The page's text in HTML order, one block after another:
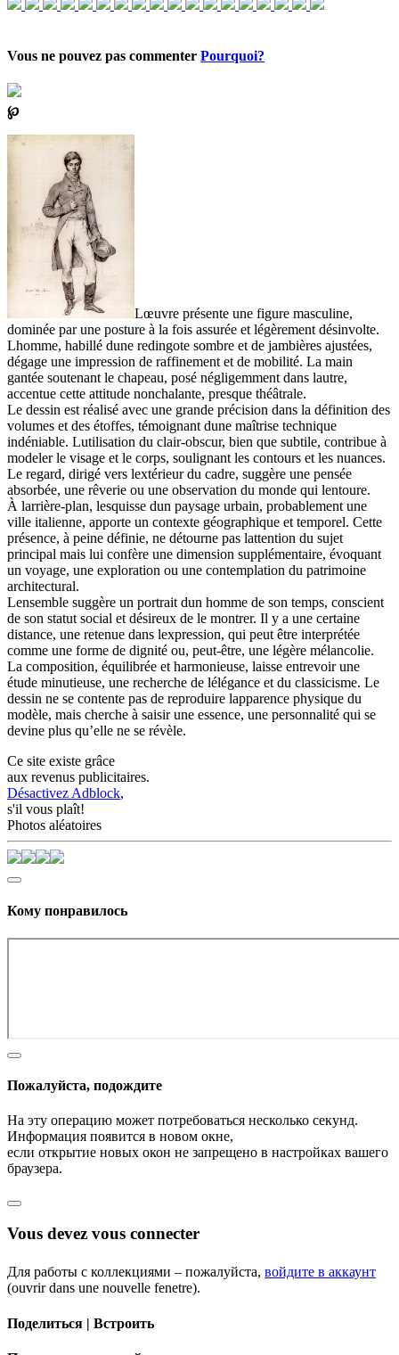
Vous ne pouvez pas commenter Pourquoi?
℘
Lœuvre présente une figure masculine,
dominée par une posture à la fois assurée et légèrement désinvolte.
Lhomme, habillé dune redingote sombre et de jambières ajustées,
dégage une impression de raffinement et de mobilité. La main
gantée soutenant le chapeau, posé négligemment dans lautre,
accentue cette attitude nonchalante, presque théâtrale.
Le dessin est réalisé avec une grande précision dans la définition des
volumes et des étoffes, témoignant dune maîtrise technique
indéniable. Lutilisation du clair-obscur, bien que subtile, contribue à
modeler le visage et le corps, soulignant les contours et les nuances.
Le regard, dirigé vers lextérieur du cadre, suggère une pensée
absorbée, une rêverie ou une observation du monde qui lentoure.
À larrière-plan, lesquisse dun paysage urbain, probablement une
ville italienne, apporte un contexte géographique et temporel. Cette
présence, à peine définie, ne détourne pas lattention du sujet
principal mais lui confère une dimension supplémentaire, évoquant
un voyage, une exploration ou une contemplation du patrimoine
architectural.
Lensemble suggère un portrait dun homme de son temps, conscient
de son statut social et désireux de le montrer. Il y a une certaine
distance, une retenue dans lexpression, qui peut être interprétée
comme une forme de dignité ou, peut-être, une légère mélancolie.
La composition, équilibrée et harmonieuse, laisse entrevoir une
étude minutieuse, une recherche de lélégance et du classicisme. Le
dessin ne se contente pas de reproduire lapparence physique du
modèle, mais cherche à saisir une essence, une personnalité qui se
devine plus qu’elle ne se révèle.
Ce site existe grâce
aux revenus publicitaires.
Désactivez Adblock,
s'il vous plaît!
Photos aléatoires
Кому понравилось
Пожалуйста, подождите
На эту операцию может потребоваться несколько секунд.
Информация появится в новом окне,
если открытие новых окон не запрещено в настройках вашего
браузера.
Vous devez vous connecter
Для работы с коллекциями – пожалуйста, войдите в аккаунт
(ouvrir dans une nouvelle fenetre).
Поделиться | Встроить